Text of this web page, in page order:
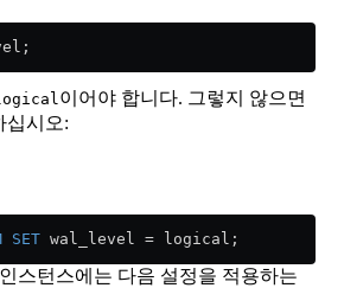
이어야 합니다. 그렇지 않으면
십시오:
SET wal_level = logical;
인스턴스에는 다음 설정을 적용하는